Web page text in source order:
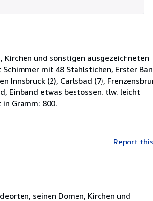
und sonstigen ausgezeichneten
mit 48 Stahlstichen, Erster
Innsbruck (2), Carlsbad (7),
Einband etwas bestossen, tlw. leicht
Gramm: 800.
Report
seinen Domen, Kirchen und